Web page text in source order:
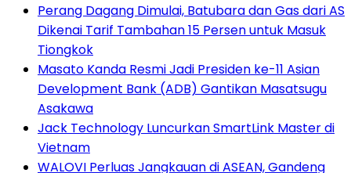
Perang Dagang Dimulai, Batubara dan Gas dari AS
Dikenai Tarif Tambahan 15 Persen untuk Masuk
Tiongkok
Masato Kanda Resmi Jadi Presiden ke-11 Asian
Development Bank (ADB) Gantikan Masatsugu
Asakawa
Jack Technology Luncurkan SmartLink Master di
Vietnam
WALOVI Perluas Jangkauan di ASEAN, Gandeng